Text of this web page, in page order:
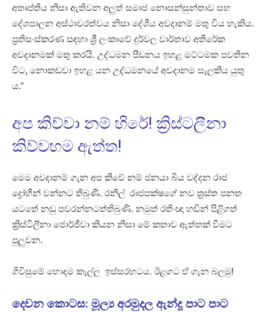
අතෘප්තිය නිසා ඇතිවන අලුත් සමාජ නොසන්සුන්තාව සහ
දේශපාලන අස්ථාවරත්වය නිසා දේශීය අවදානම් මතු විය හැකිය.
ප්‍රතිසංස්කරණ සඳහා ශ්‍රී ලංකාවේ දුර්වල වාර්තාව අතිරේක
අවදානමක් මතු කරයි. උද්ධමන පීඩනය ඉහළ මට්ටමක පවතින
විට, නොකඩවා ඉහළ යන උද්ධමනයේ අවදානම සැලකිය යුතු
ය.”
අප කිව්වා නම් හිරේ! ක්‍රිස්ටලීනා
කිව්වහම ඇත්ත!
මෙම අවදානම් ගැන අප කීවේ නම් ජනයා බිය වද්දන රාජ
ද්‍රෝහීන් වන්නට තිබුණි. රනිල් රාජපක්ෂගේ නව ත්‍රස්ත පනත
යටතේ නඩු පවරන්නටත්තිබුණි. නමුත් රතිංඥා හඬින් පිළිගත්
ක්‍රිස්ටිලීනා ජොර්ජීවා කියන නිසා මේ කතාව ඇත්තක් වීමට
පුලුවන.
ගිවිසුමේ හොදම කෑල්ල ඉස්සරහටය. ඊළගට ඒ ගැන බලමු!
දෙවන කොටස: මූල්‍ය අරමුදල ඇන්දූ පා‌ට පාට